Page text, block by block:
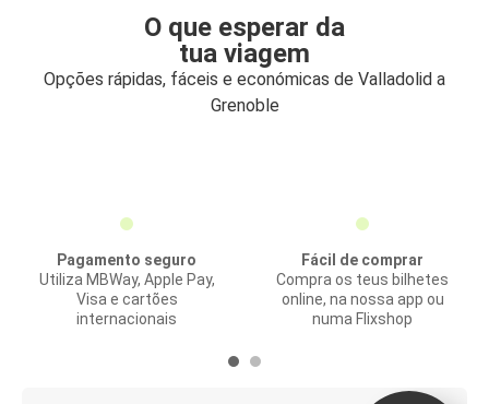
O que esperar da
tua viagem
Opções rápidas, fáceis e económicas de Valladolid a
Grenoble
Pagamento seguro
Utiliza MBWay, Apple Pay,
Visa e cartões
internacionais
Fácil de comprar
Compra os teus bilhetes
online, na nossa app ou
numa Flixshop